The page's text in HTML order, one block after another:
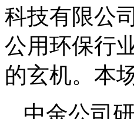
科技有限公
公用环保行
的玄机。本
中金公司